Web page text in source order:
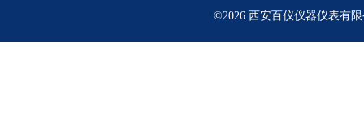
©2026 西安百仪仪器仪表有